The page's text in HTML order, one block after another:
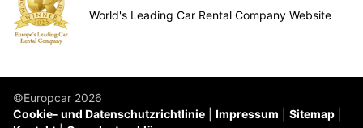
World's Leading Car Rental Company Website
©Europcar 2026
Cookie- und Datenschutzrichtlinie
Impressum
Sitemap